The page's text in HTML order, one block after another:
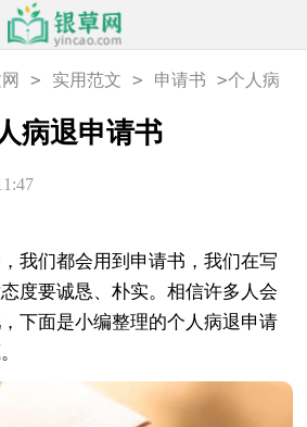
> 实用范文 > 申请书 >个人病
病退申请书
们都会用到申请书，我们在写
度要诚恳、朴实。相信许多人会
下面是小编整理的个人病退申请